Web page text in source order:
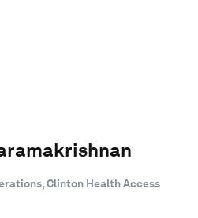
Clinton Health Access